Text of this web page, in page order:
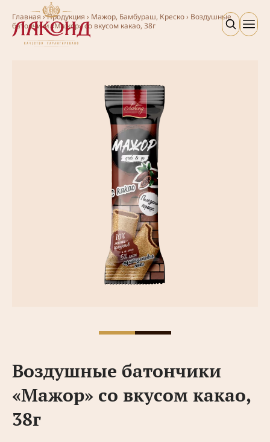
Главная ›Продукция › Мажор, Бамбураш, Креско› Воздушные
батончики «Мажор» со вкусом какао, 38г
Воздушные батончики
«Мажор» со вкусом какао,
38г